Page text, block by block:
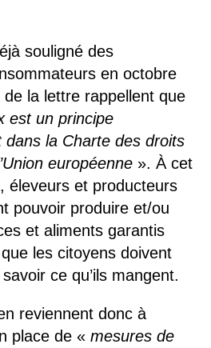
souligné des
en octobre
la lettre rappellent que
est un principe
dans la Charte des droits
européenne». À cet
éleveurs et producteurs
pouvoir produire et/ou
et aliments garantis
les citoyens doivent
ce qu’ils mangent.
reviennent donc à
place de « mesures de